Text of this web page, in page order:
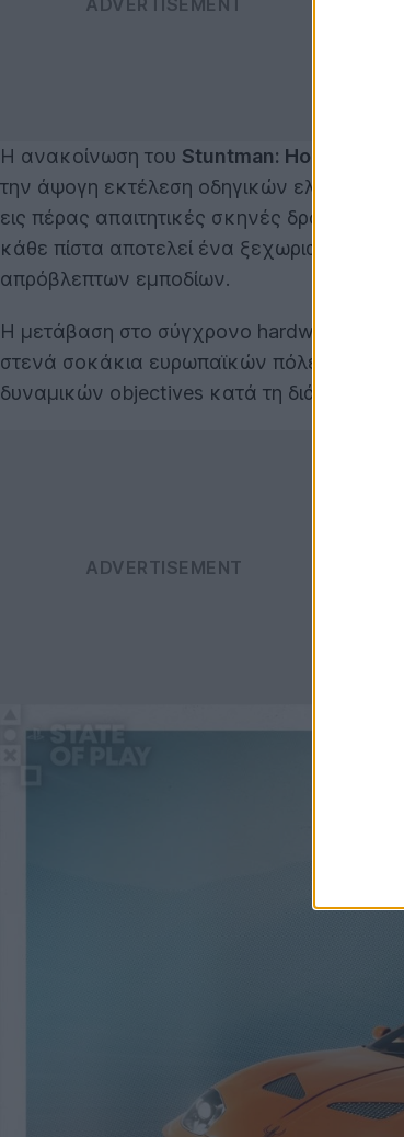
Η ανακοίνωση του Stuntman: Hollywood
την άψογη εκτέλεση οδηγικών ελιγμών.
εις πέρας απαιτητικές σκηνές δράσης
κάθε πίστα αποτελεί ένα ξεχωριστό
απρόβλεπτων εμποδίων.
Η μετάβαση στο σύγχρονο hardware
στενά σοκάκια ευρωπαϊκών πόλεων,
δυναμικών objectives κατά τη διάρκεια